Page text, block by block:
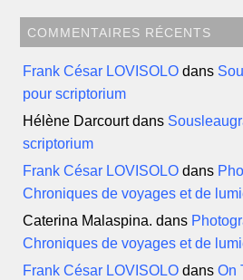
COMMENTAIRES RÉCENTS
Frank César LOVISOLO dans
pour scriptorium
Hélène Darcourtdans
scriptorium
Frank César LOVISOLO dans
Chroniques de voyages et de
Caterina Malaspina. dans
Chroniques de voyages et de
Frank César LOVISOLO dansOn